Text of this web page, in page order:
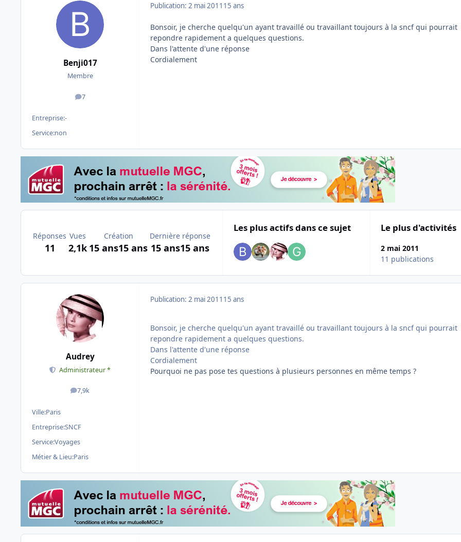
Benji017
Membre
7
messages
Entreprise:-
Service:non
Publication: 2 mai 2011 15 ans
Bonsoir, je cherche quelqu'un ayant travaillé ou travaillant toujours à la sncf qui pourrait
repondre rapidement a quelques questions.
Dans l'attente d'une réponse
Cordialement
Réponses
11
Vues
2,1k
Création
15 ans15 ans
Dernière réponse
15 ans15 ans
Les plus actifs dans ce sujet Le plus d'activités
2 mai 2011
11 publications
Audrey
Administrateur *
7,9k
messages
Ville:Paris
Entreprise:SNCF
Service:Voyages
Métier & Lieu:Paris
Publication: 2 mai 2011 15 ans
Bonsoir, je cherche quelqu'un ayant travaillé ou travaillant toujours à la sncf qui pourrait
repondre rapidement a quelques questions.
Dans l'attente d'une réponse
Cordialement
Pourquoi ne pas pose tes questions à plusieurs personnes en même temps ?